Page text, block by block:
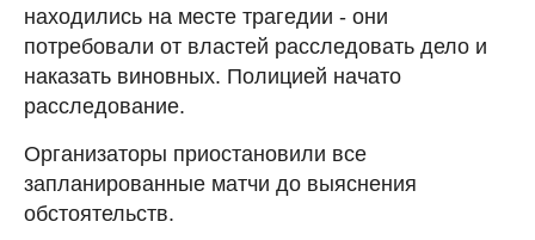
находились на месте трагедии - они
потребовали от властей расследовать дело и
наказать виновных. Полицией начато
расследование.
Организаторы приостановили все
запланированные матчи до выяснения
обстоятельств.